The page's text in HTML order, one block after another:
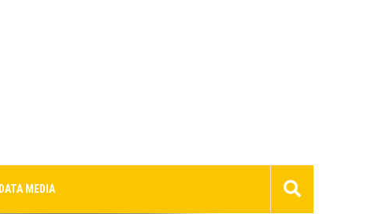
DATA MEDIA